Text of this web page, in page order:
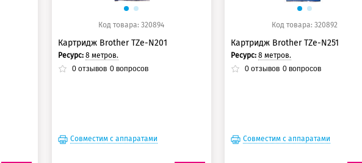
Код товара: 320894
Картридж Brother TZe-N201
Ресурс: 8 метров.
0отзывов 0вопросов
Совместим с аппаратами
Код товара: 320892
Картридж Brother TZe-N251
Ресурс:8 метров.
0 отзывов 0 вопросов
Совместим с аппаратами